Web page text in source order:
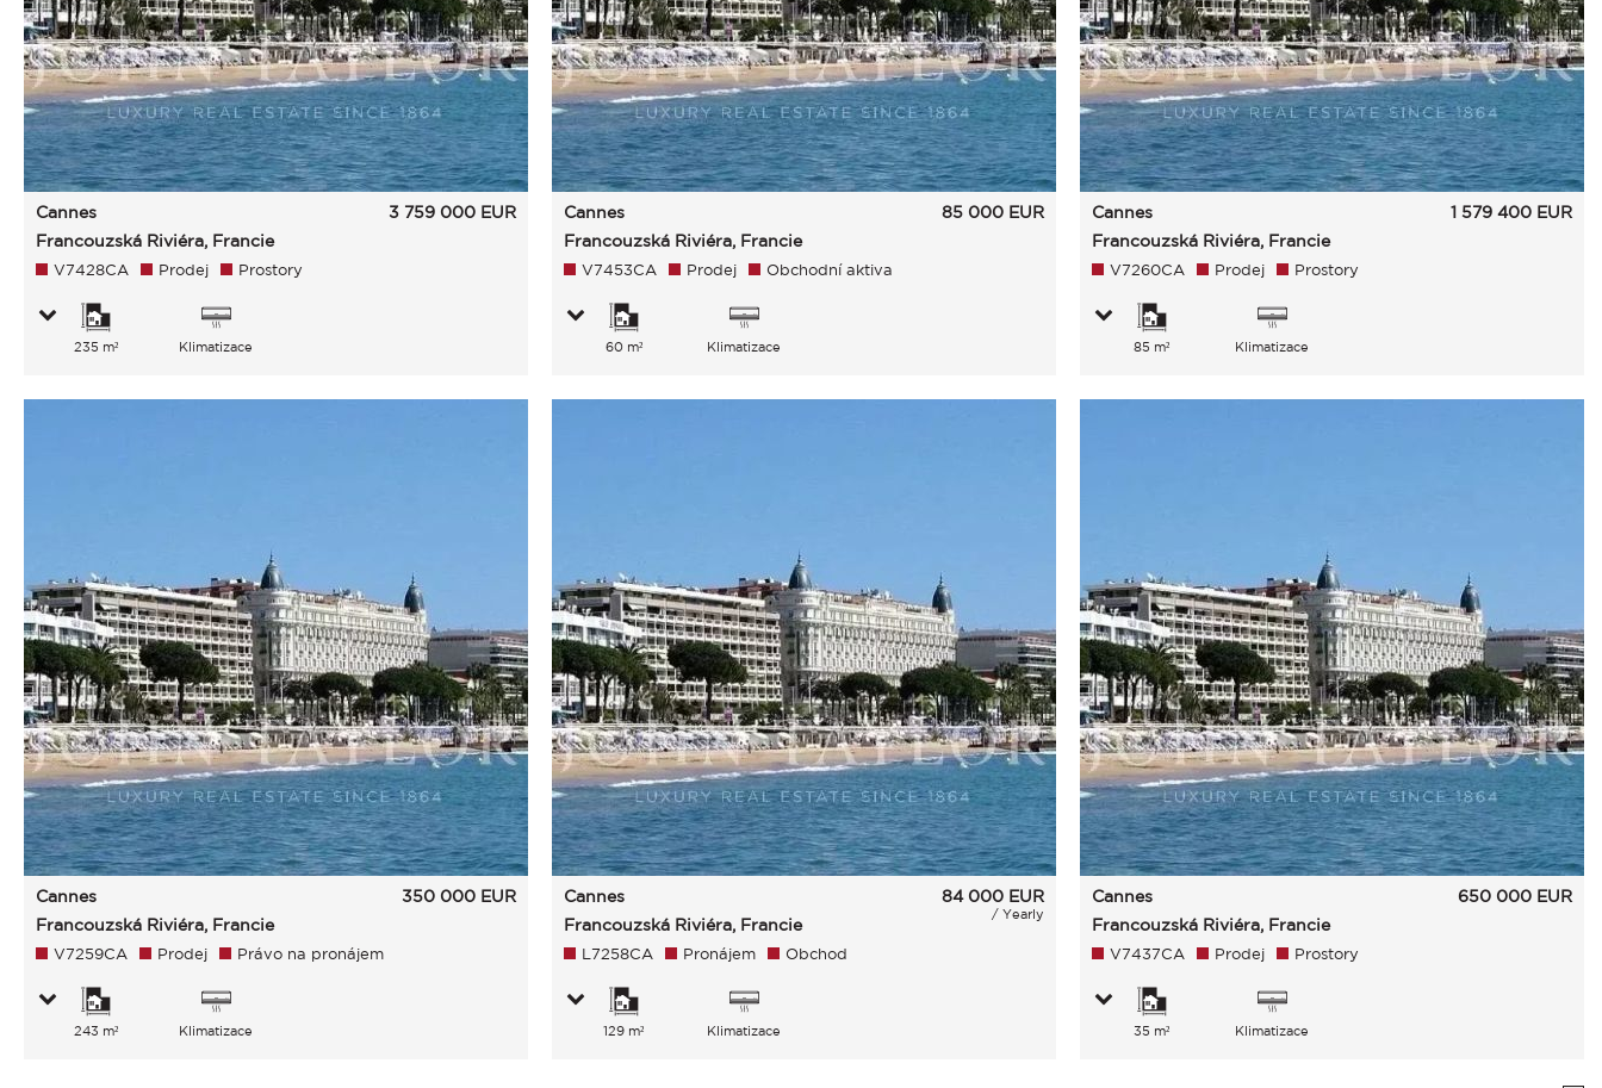
Cannes
Francouzská Riviéra, Francie
3 759 000 EUR
V7428CA Prodej Prostory
235 m² Klimatizace
Cannes
Francouzská Riviéra, Francie
85 000 EUR
V7453CA Prodej Obchodní aktiva
60 m² Klimatizace
Cannes
Francouzská Riviéra, Francie
1 579 400 EUR
V7260CA Prodej Prostory
85 m² Klimatizace
Cannes
Francouzská Riviéra, Francie
350 000 EUR
V7259CA Prodej Právo na pronájem
243 m² Klimatizace
Cannes
Francouzská Riviéra, Francie
84 000 EUR
/ Yearly
L7258CA Pronájem Obchod
129 m² Klimatizace
Cannes
Francouzská Riviéra, Francie
650 000 EUR
V7437CA Prodej Prostory
35 m² Klimatizace